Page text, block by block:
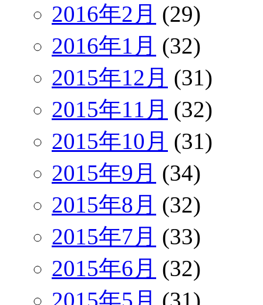
2016年2月 (29)
2016年1月 (32)
2015年12月 (31)
2015年11月 (32)
2015年10月 (31)
2015年9月 (34)
2015年8月 (32)
2015年7月 (33)
2015年6月 (32)
2015年5月 (31)